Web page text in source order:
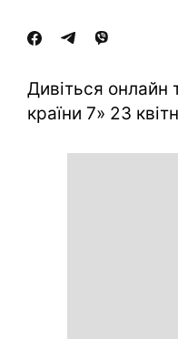
Дивіться онлайн
країни 7» 23